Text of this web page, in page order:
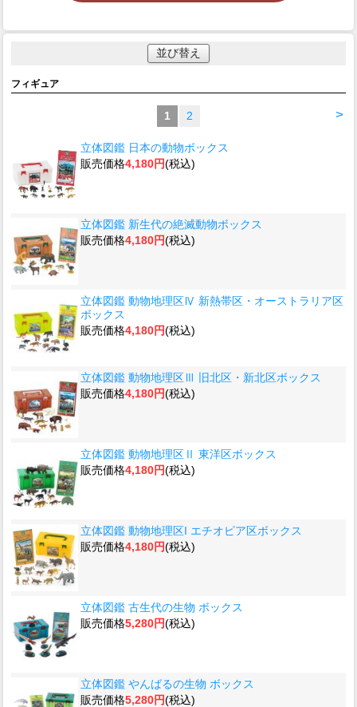
並び替え
フィギュア
>
1 2
立体図鑑 日本の動物ボックス
販売価格4,180円(税込)
立体図鑑 新生代の絶滅動物ボックス
販売価格4,180円(税込)
立体図鑑 動物地理区Ⅳ 新熱帯区・オーストラリア区
ボックス
販売価格4,180円(税込)
立体図鑑 動物地理区Ⅲ 旧北区・新北区ボックス
販売価格4,180円(税込)
立体図鑑 動物地理区Ⅱ 東洋区ボックス
販売価格4,180円(税込)
立体図鑑 動物地理区I エチオピア区ボックス
販売価格4,180円(税込)
立体図鑑 古生代の生物 ボックス
販売価格5,280円(税込)
立体図鑑 やんばるの生物 ボックス
販売価格5,280円(税込)